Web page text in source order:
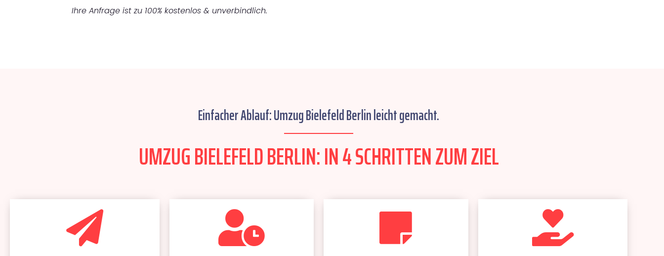
Ihre Anfrage ist zu 100% kostenlos & unverbindlich.
Einfacher Ablauf: Umzug Bielefeld Berlin leicht gemacht.
UMZUG BIELEFELD BERLIN: IN 4 SCHRITTEN ZUM ZIEL